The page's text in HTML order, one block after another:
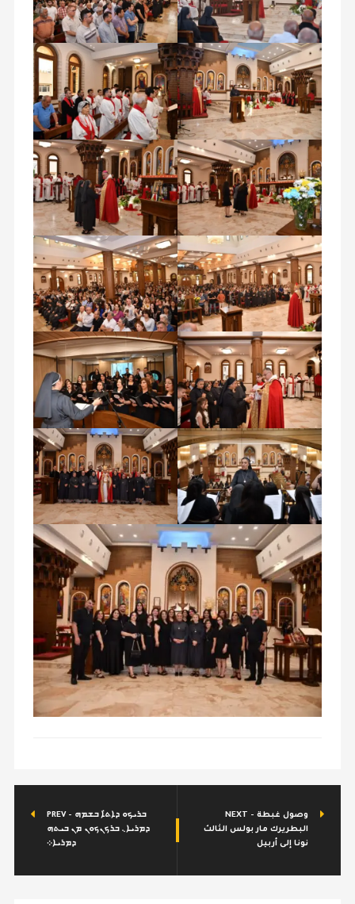
PREV - ܒܪܝܟܘ ܕܐܬ̇ܐ ܒܫܡܗ
ܕܡܪܝܐ܆ ܒܪܟܢܟܘܢ ܡܢ ܒܝܬܗ
ܕܡܪܝܐ܀
NEXT - وصول غبطة
البطريرك مار بولس الثالث
نونا إلى أربيل